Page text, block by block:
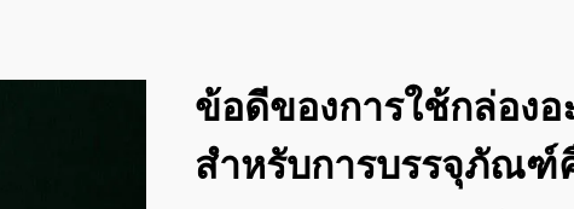
ข้อดีของการใช้กล่อง
สำหรับการบรรจุภัณฑ์